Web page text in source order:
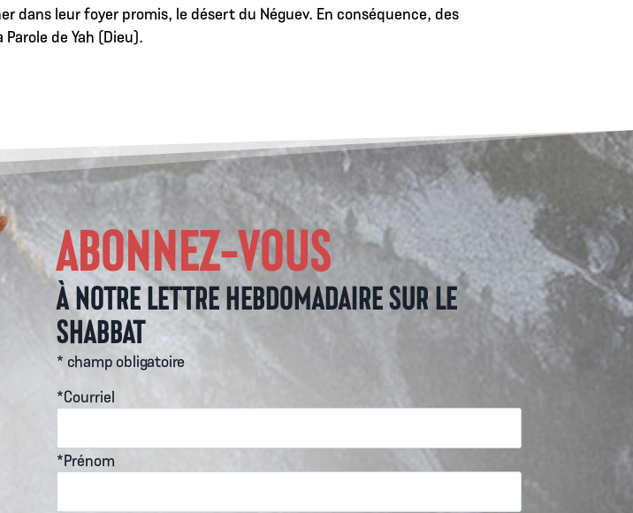
dans leur foyer promis, le désert du Néguev. En conséquence, des
de Yah (Dieu).
ABONNEZ-VOUS
À NOTRE LETTRE HEBDOMADAIRE SUR LE
SHABBAT
* champ obligatoire
*Courriel
*Prénom